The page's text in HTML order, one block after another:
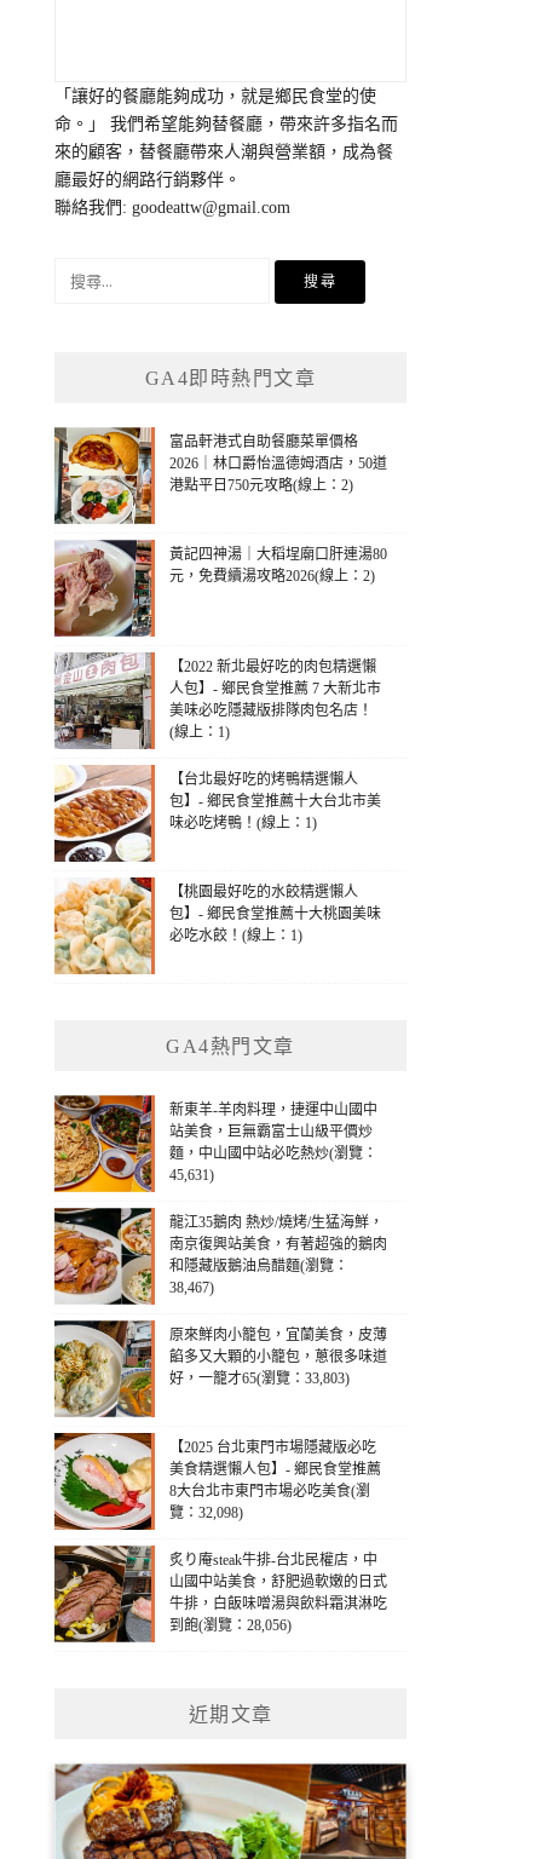
「讓好的餐廳能夠成功，就是鄉民食堂的使
命。」 我們希望能夠替餐廳，帶來許多指名而
來的顧客，替餐廳帶來人潮與營業額，成為餐
廳最好的網路行銷夥伴。
聯絡我們:goodeattw@gmail.com
GA4即時熱門文章
富品軒港式自助餐廳菜單價格
2026｜林口爵怡溫德姆酒店，50道
港點平日750元攻略(線上：2)
黃記四神湯｜大稻埕廟口肝連湯80
元，免費續湯攻略2026(線上：2)
【2022 新北最好吃的肉包精選懶
人包】- 鄉民食堂推薦 7 大新北市
美味必吃隱藏版排隊肉包名店！
(線上：1)
【台北最好吃的烤鴨精選懶人
包】- 鄉民食堂推薦十大台北市美
味必吃烤鴨！(線上：1)
【桃園最好吃的水餃精選懶人
包】- 鄉民食堂推薦十大桃園美味
必吃水餃！(線上：1)
GA4熱門文章
新東羊-羊肉料理，捷運中山國中
站美食，巨無霸富士山級平價炒
麵，中山國中站必吃熱炒(瀏覽：
45,631)
龍江35鵝肉 熱炒/燒烤/生猛海鮮，
南京復興站美食，有著超強的鵝肉
和隱藏版鵝油烏醋麵(瀏覽：
38,467)
原來鮮肉小籠包，宜蘭美食，皮薄
餡多又大顆的小籠包，蔥很多味道
好，一籠才65(瀏覽：33,803)
【2025 台北東門市場隱藏版必吃
美食精選懶人包】- 鄉民食堂推薦
8大台北市東門市場必吃美食(瀏
覽：32,098)
炙り庵steak牛排-台北民權店，中
山國中站美食，舒肥過軟嫩的日式
牛排，白飯味噌湯與飲料霜淇淋吃
到飽(瀏覽：28,056)
近期文章